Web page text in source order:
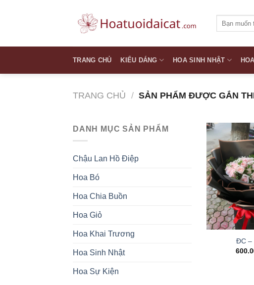
kiếm:
TRANG CHỦ KIỂU DÁNG HOA SINH NHẬT
TRANG CHỦ / SẢN PHẨM ĐƯỢC GẮN
DANH MỤC SẢN PHẨM
Chậu Lan Hồ Điệp
Hoa Bó
Hoa Chia Buồn
Hoa Giỏ
Hoa Khai Trương
Hoa Sinh Nhật
Hoa Sự Kiện
ĐC –